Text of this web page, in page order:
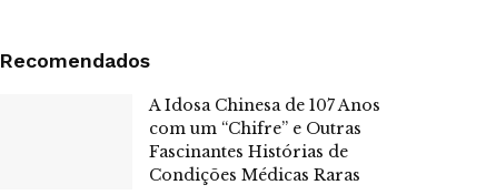
Recomendados
A Idosa Chinesa de 107 Anos
com um “Chifre” e Outras
Fascinantes Histórias de
Condições Médicas Raras